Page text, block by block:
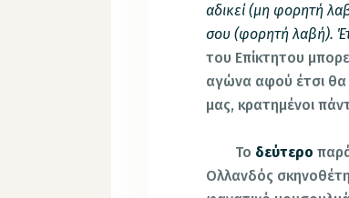
αδικεί (μη φορητή
σου (φορητή λαβή).
του Επίκτητου
αγώνα αφού έτσι θα
μας, κρατημένοι
Το δεύτερο
Ολλανδός